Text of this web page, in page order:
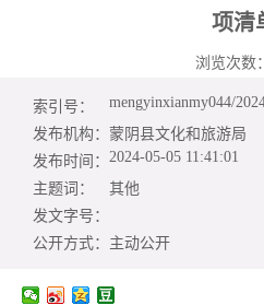
项清
浏览次数：
索引号：
mengyinxianmy044/
发布机构： 蒙阴县文化和旅游局
发布时间： 2024-05-05 11:41:01
主题词：
其他
发文字号：
公开方式： 主动公开